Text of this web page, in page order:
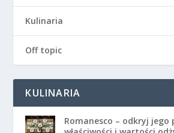
Kulinaria
Off topic
KULINARIA
Romanesco – odkryj